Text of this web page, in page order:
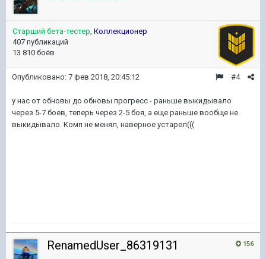
Старший бета-тестер Коллекционер
407 публикаций
13 810 боёв
#4
Опубликовано: 7 фев 2018, 20:45:12
у нас от обновы до обновы прогресс - раньше выкидывало
через 5-7 боев, теперь через 2-5 боя, а еще раньше вообще не
выкидывало. Комп не менял, наверное устарел(((
156
RenamedUser_86319131